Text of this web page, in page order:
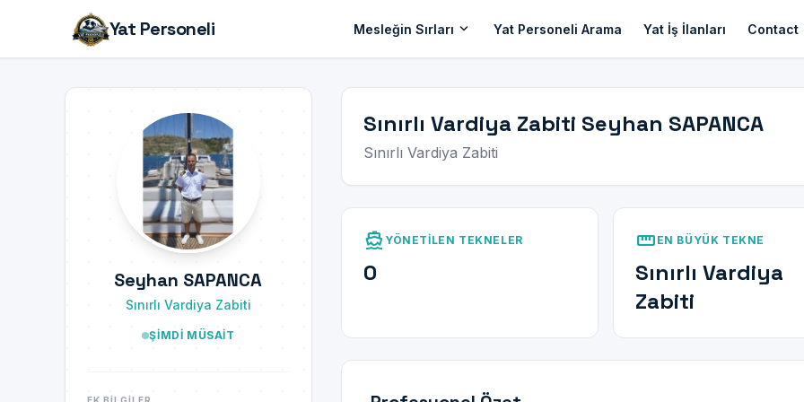
Yat Personeli Mesleğin Sırları expand_more Yat Personeli Arama Yat İş İlanları Contact
Seyhan SAPANCA
Sınırlı Vardiya Zabiti
ŞIMDI MÜSAIT
Sınırlı Vardiya Zabiti Seyhan SAPANCA
Sınırlı Vardiya Zabiti
directions_boat YÖNETILEN TEKNELER
0
straighten EN BÜYÜK TEKNE
Sınırlı Vardiya
Zabiti